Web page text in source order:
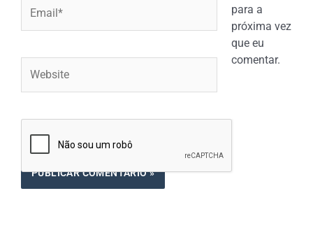
para a
próxima vez
que eu
comentar.